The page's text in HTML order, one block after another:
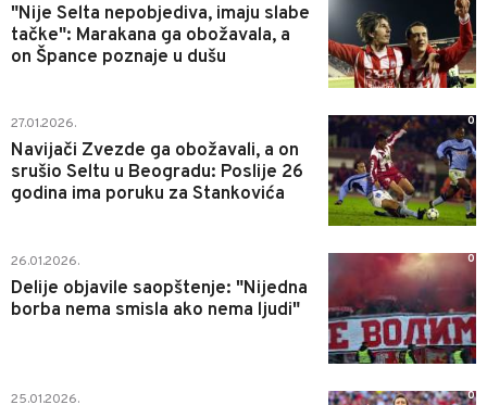
"Nije Selta nepobjediva, imaju slabe
tačke": Marakana ga obožavala, a
on Špance poznaje u dušu
27.01.2026.
Navijači Zvezde ga obožavali, a on
srušio Seltu u Beogradu: Poslije 26
godina ima poruku za Stankovića
0
26.01.2026.
Delije objavile saopštenje: "Nijedna
borba nema smisla ako nema ljudi"
0
25.01.2026. 0